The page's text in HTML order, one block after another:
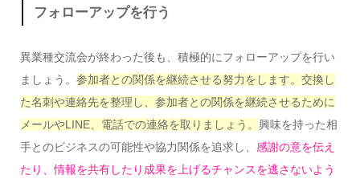
フォローアップを行う
異業種交流会が終わった後も、積極的にフォローアップを行い
ましょう。 参加者との関係を継続させる努力をします。交換し
た名刺や連絡先を整理し、参加者との関係を継続させるために
メールやLINE、電話での連絡を取りましょう。 興味を持った相
手とのビジネスの可能性や協力関係を追求し、 感謝の意を伝え
たり、情報を共有したり成果を上げるチャンスを逃さないよう